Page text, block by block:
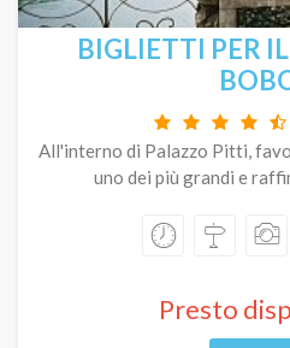
BIGLIETTI PER
All'interno di Palazzo Pitti,
uno dei più grandi e
Presto